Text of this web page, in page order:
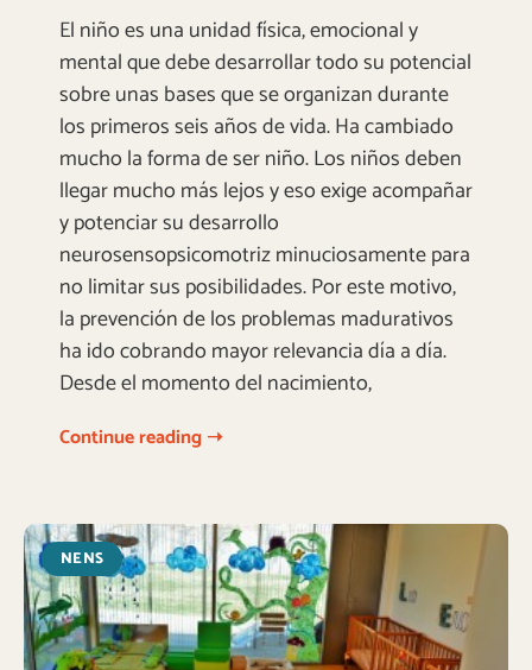
El niño es una unidad física, emocional y
mental que debe desarrollar todo su potencial
sobre unas bases que se organizan durante
los primeros seis años de vida. Ha cambiado
mucho la forma de ser niño. Los niños deben
llegar mucho más lejos y eso exige acompañar
y potenciar su desarrollo
neurosensopsicomotriz minuciosamente para
no limitar sus posibilidades. Por este motivo,
la prevención de los problemas madurativos
ha ido cobrando mayor relevancia día a día.
Desde el momento del nacimiento,
Continue reading ➝
NENS